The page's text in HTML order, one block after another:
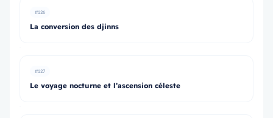
#126
La conversion des djinns
#127
Le voyage nocturne et l’ascension céleste